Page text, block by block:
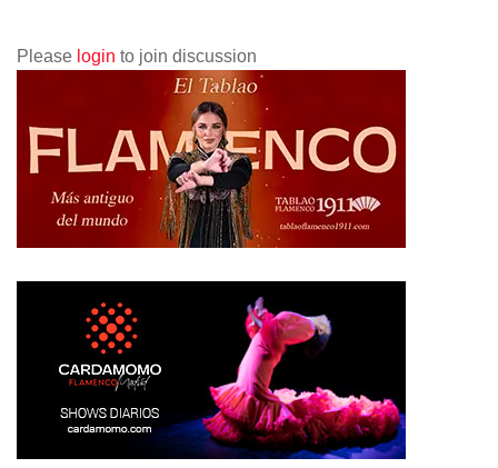
Please login to join discussion